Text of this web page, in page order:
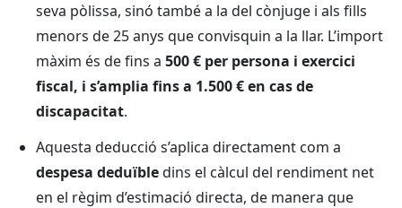
seva pòlissa, sinó també a la del cònjuge i als fills
menors de 25 anys que convisquin a la llar. L’import
màxim és de fins a 500 € per persona i exercici
fiscal, i s’amplia fins a 1.500 € en cas de
discapacitat.
Aquesta deducció s’aplica directament com a
despesa deduïbledins el càlcul del rendiment net
en el règim d’estimació directa, de manera que